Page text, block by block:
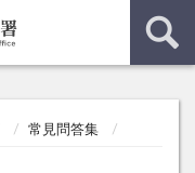
常見問答集